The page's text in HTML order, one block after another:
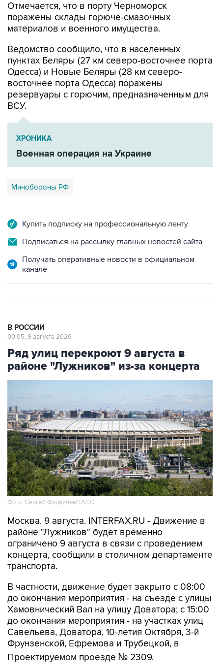
Отмечается, что в порту Черноморск
поражены склады горюче-смазочных
материалов и военного имущества.
Ведомство сообщило, что в населенных
пунктах Беляры (27 км северо-восточнее порта
Одесса) и Новые Беляры (28 км северо-
восточнее порта Одесса) поражены
резервуары с горючим, предназначенным для
ВСУ.
ХРОНИКА
Военная операция на Украине
Минобороны РФ
Купить подписку на профессиональную ленту
Подписаться на рассылку главных новостей сайта
Получать оперативные новости в официальном
канале
В РОССИИ
00:05, 9 августа 2026
Ряд улиц перекроют 9 августа в
районе "Лужников" из-за концерта
Фото: Сергей Фадеичев/ТАСС
Москва. 9 августа. INTERFAX.RU - Движение в
районе "Лужников" будет временно
ограничено 9 августа в связи с проведением
концерта, сообщили в столичном департаменте
транспорта.
В частности, движение будет закрыто с 08:00
до окончания мероприятия - на съезде с улицы
Хамовнический Вал на улицу Доватора; с 15:00
до окончания мероприятия - на участках улиц
Савельева, Доватора, 10-летия Октября, 3-й
Фрунзенской, Ефремова и Трубецкой, в
Проектируемом проезде № 2309.